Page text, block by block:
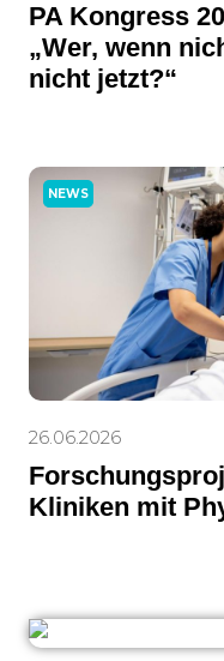
PA Kongress
„Wer, wenn
nicht jetzt?“
NEWS
26.06.2026
Kliniken mit